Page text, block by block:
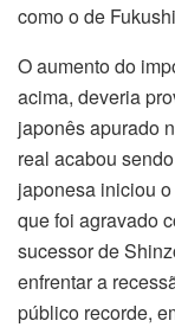
como o de
O aumento do
acima, deveria
japonês apurado
real acabou
japonesa iniciou
que foi agravado
sucessor de
enfrentar a
público recorde,